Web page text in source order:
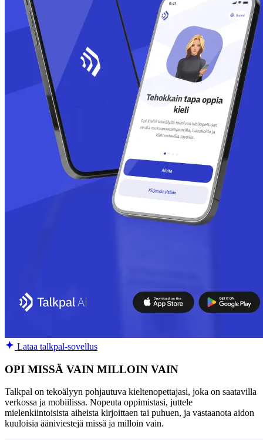
Lataa talkpal-sovellus
OPI MISSÄ VAIN MILLOIN VAIN
Talkpal on tekoälyyn pohjautuva kieltenopettajasi, joka on saatavilla
verkossa ja mobiilissa. Nopeuta oppimistasi, juttele
mielenkiintoisista aiheista kirjoittaen tai puhuen, ja vastaanota aidon
kuuloisia ääniviestejä missä ja milloin vain.